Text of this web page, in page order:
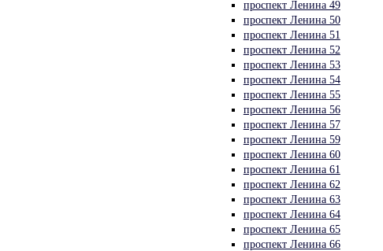
проспект Ленина 49
проспект Ленина 50
проспект Ленина 51
проспект Ленина 52
проспект Ленина 53
проспект Ленина 54
проспект Ленина 55
проспект Ленина 56
проспект Ленина 57
проспект Ленина 59
проспект Ленина 60
проспект Ленина 61
проспект Ленина 62
проспект Ленина 63
проспект Ленина 64
проспект Ленина 65
проспект Ленина 66